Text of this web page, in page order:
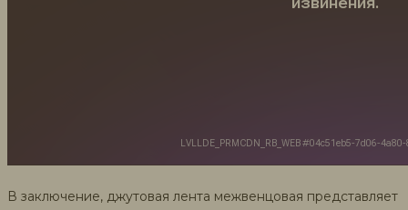
В заключение, джутовая лента межвенцовая представляет